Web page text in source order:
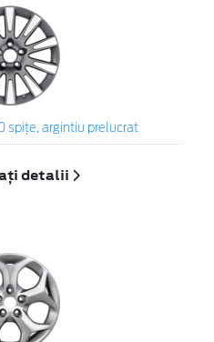
spiţe, argintiu prelucrat
detalii